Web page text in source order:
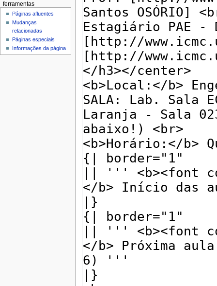
ferramentas
Páginas afluentes
Mudanças
relacionadas
Páginas especiais
Informações da página